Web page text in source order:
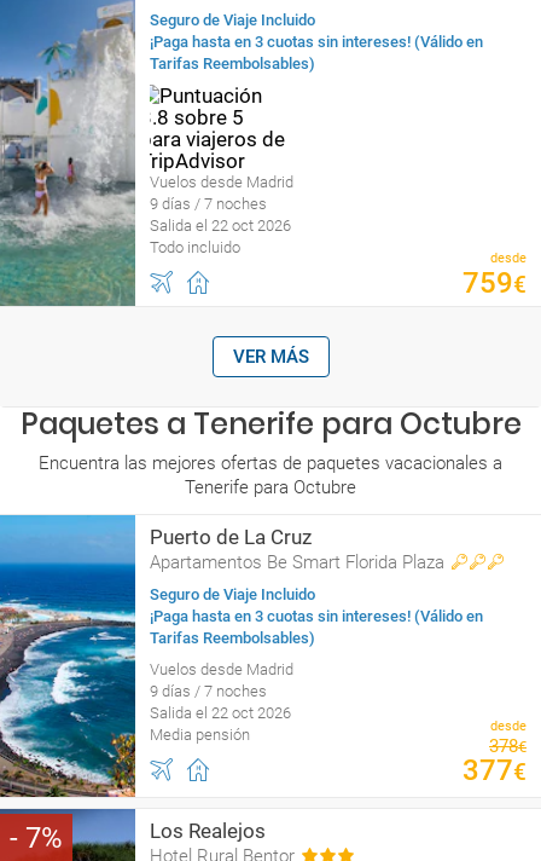
Seguro de Viaje Incluido
¡Paga hasta en 3 cuotas sin intereses! (Válido en
Tarifas Reembolsables)
Vuelos desde Madrid
9 días / 7 noches
Salida el 22 oct 2026
Todo incluido
desde
759€
VER MÁS
Paquetes a Tenerife para Octubre
Encuentra las mejores ofertas de paquetes vacacionales a
Tenerife para Octubre
Puerto de La Cruz
Apartamentos Be Smart Florida Plaza
Seguro de Viaje Incluido
¡Paga hasta en 3 cuotas sin intereses! (Válido en
Tarifas Reembolsables)
Vuelos desde Madrid
9 días / 7 noches
Salida el 22 oct 2026
Media pensión
desde
378€
377€
7 Los Realejos
Hotel Rural Bentor